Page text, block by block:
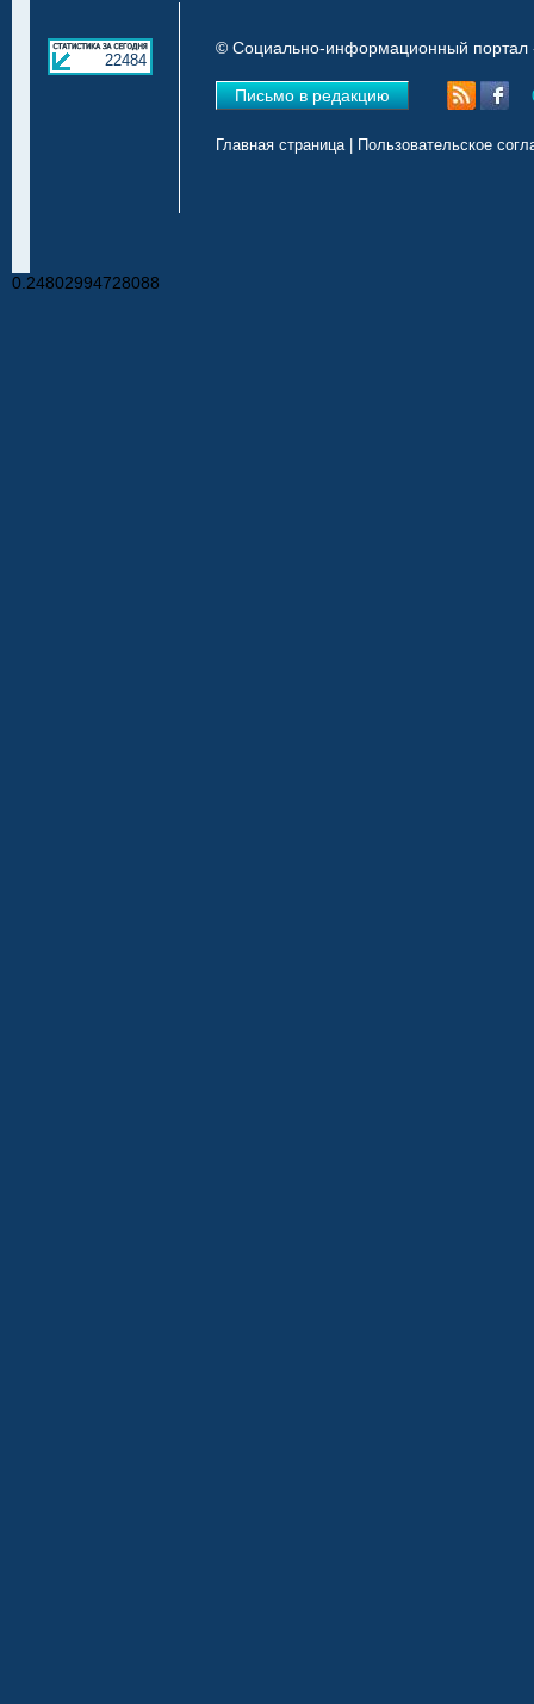
22484
© Социально-информационный портал
Письмо в редакцию
Главная страница| Пользовательское
0.24802994728088